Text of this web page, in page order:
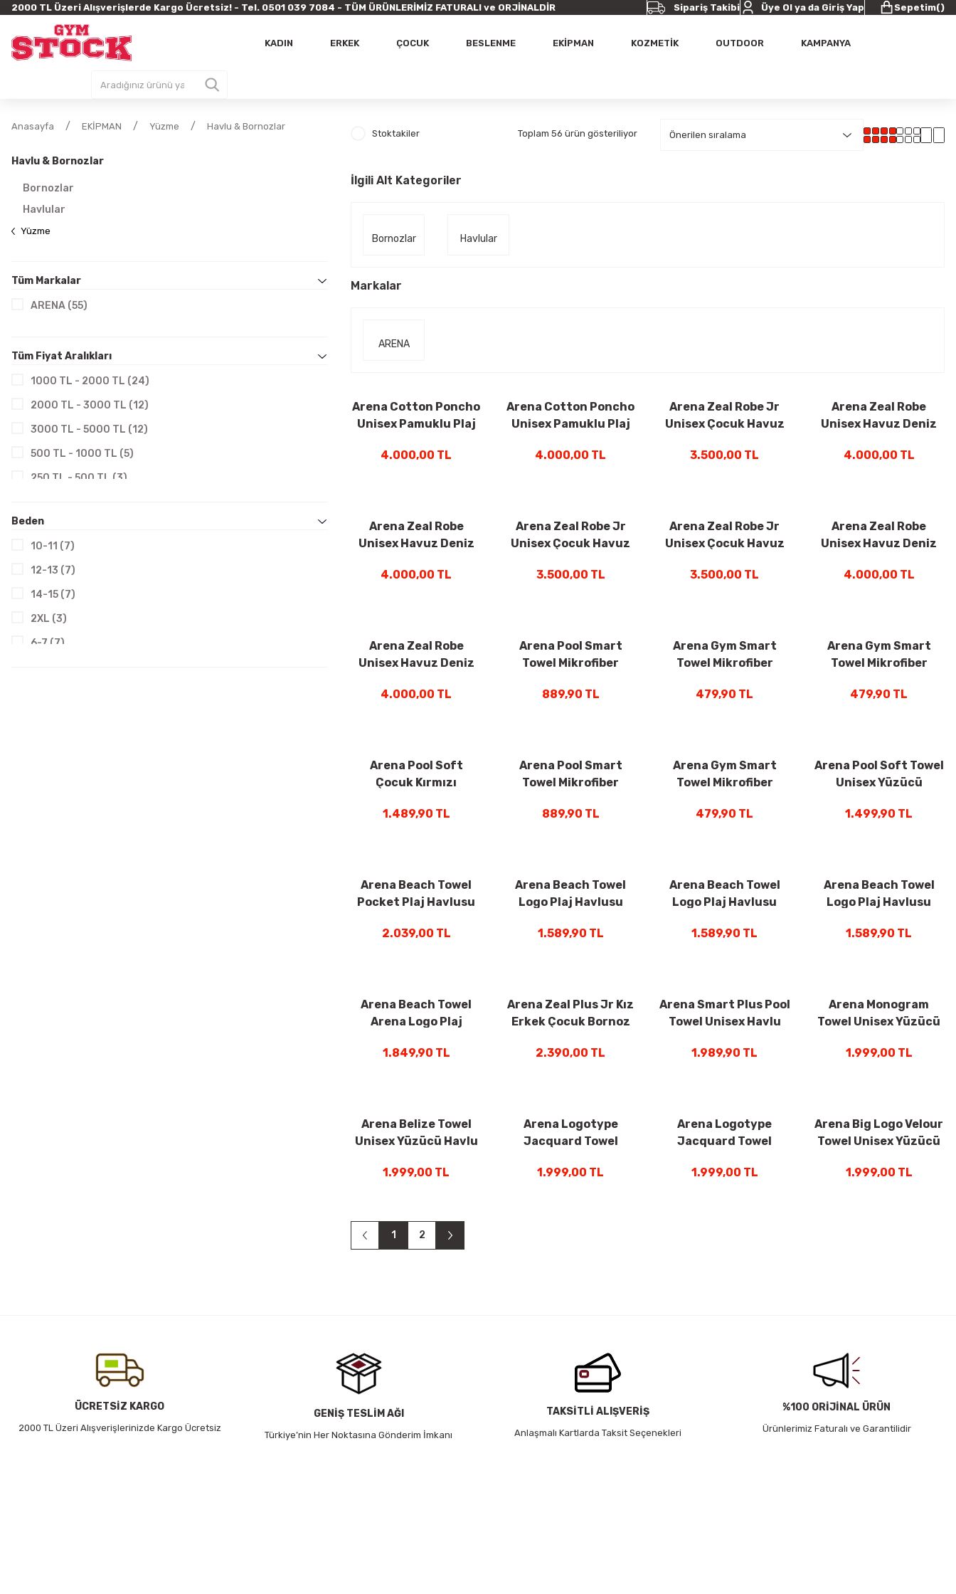
2000 TL Üzeri Alışverişlerde Kargo Ücretsiz! - Tel. 0501 039 7084 - TÜM ÜRÜNLERİMİZ FATURALI ve ORJİNALDİR Sipariş Takibi Üye Ol ya da Giriş Yap Sepetim()
KADIN ERKEK ÇOCUK BESLENME EKİPMAN KOZMETİK OUTDOOR KAMPANYA
Anasayfa EKİPMAN Yüzme Havlu & Bornozlar
Havlu & Bornozlar
Bornozlar
Havlular
Yüzme
Tüm Markalar
ARENA (55)
Tüm Fiyat Aralıkları
1000 TL - 2000 TL (24)
2000 TL - 3000 TL (12)
3000 TL - 5000 TL (12)
500 TL - 1000 TL (5)
250 TL - 500 TL (3)
Beden
10-11 (7)
12-13 (7)
14-15 (7)
2XL (3)
6-7 (7)
Stoktakiler Toplam 56 ürün gösteriliyor
İlgili Alt Kategoriler
Bornozlar Havlular
Markalar
ARENA
Arena Cotton Poncho
Unisex Pamuklu Plaj
Lacivert 009651700
4.000,00 TL
Arena Cotton Poncho
Unisex Pamuklu Plaj
Neon Yeşil 009651600
4.000,00 TL
Arena Zeal Robe Jr
Unisex Çocuk Havuz
Bornozu Lacivert
3.500,00 TL
Arena Zeal Robe
Unisex Havuz Deniz
Lacivert 009032710
4.000,00 TL
Arena Zeal Robe
Unisex Havuz Deniz
Kırmızı 009032410
4.000,00 TL
Arena Zeal Robe Jr
Unisex Çocuk Havuz
Bornozu Pembe
3.500,00 TL
Arena Zeal Robe Jr
Unisex Çocuk Havuz
Bornozu Mavi
3.500,00 TL
Arena Zeal Robe
Unisex Havuz Deniz
009032660
4.000,00 TL
Arena Zeal Robe
Unisex Havuz Deniz
009032510
4.000,00 TL
Arena Pool Smart
Towel Mikrofiber
Pembe 001991910
889,90 TL
Arena Gym Smart
Towel Mikrofiber
Havlusu Yeşil
479,90 TL
Arena Gym Smart
Towel Mikrofiber
Havlusu Mavi
479,90 TL
Arena Pool Soft
Çocuk Kırmızı
001993410
1.489,90 TL
Arena Pool Smart
Towel Mikrofiber
Lacivert 001991710
889,90 TL
Arena Gym Smart
Towel Mikrofiber
Havlusu Pembe
479,90 TL
Arena Pool Soft Towel
Unisex Yüzücü
001993550
1.499,90 TL
Arena Beach Towel
Pocket Plaj Havlusu
006276400
2.039,00 TL
Arena Beach Towel
Logo Plaj Havlusu
1.589,90 TL
Arena Beach Towel
Logo Plaj Havlusu
006353300
1.589,90 TL
Arena Beach Towel
Logo Plaj Havlusu
006353400
1.589,90 TL
Arena Beach Towel
Arena Logo Plaj
006353500
1.849,90 TL
Arena Zeal Plus Jr Kız
Erkek Çocuk Bornoz
2.390,00 TL
Arena Smart Plus Pool
Towel Unisex Havlu
1.989,90 TL
Arena Monogram
Towel Unisex Yüzücü
009384590
1.999,00 TL
Arena Belize Towel
Unisex Yüzücü Havlu
009380510
1.999,00 TL
Arena Logotype
Jacquard Towel
Mavi 009181890
1.999,00 TL
Arena Logotype
Jacquard Towel
Yeşil 009181690
1.999,00 TL
Arena Big Logo Velour
Towel Unisex Yüzücü
009053890
1.999,00 TL
1 2
ÜCRETSİZ KARGO
2000 TL Üzeri Alışverişlerinizde Kargo Ücretsiz
GENİŞ TESLİM AĞI
Türkiye’nin Her Noktasına Gönderim İmkanı
TAKSİTLİ ALIŞVERİŞ
Anlaşmalı Kartlarda Taksit Seçenekleri
%100 ORİJİNAL ÜRÜN
Ürünlerimiz Faturalı ve Garantilidir